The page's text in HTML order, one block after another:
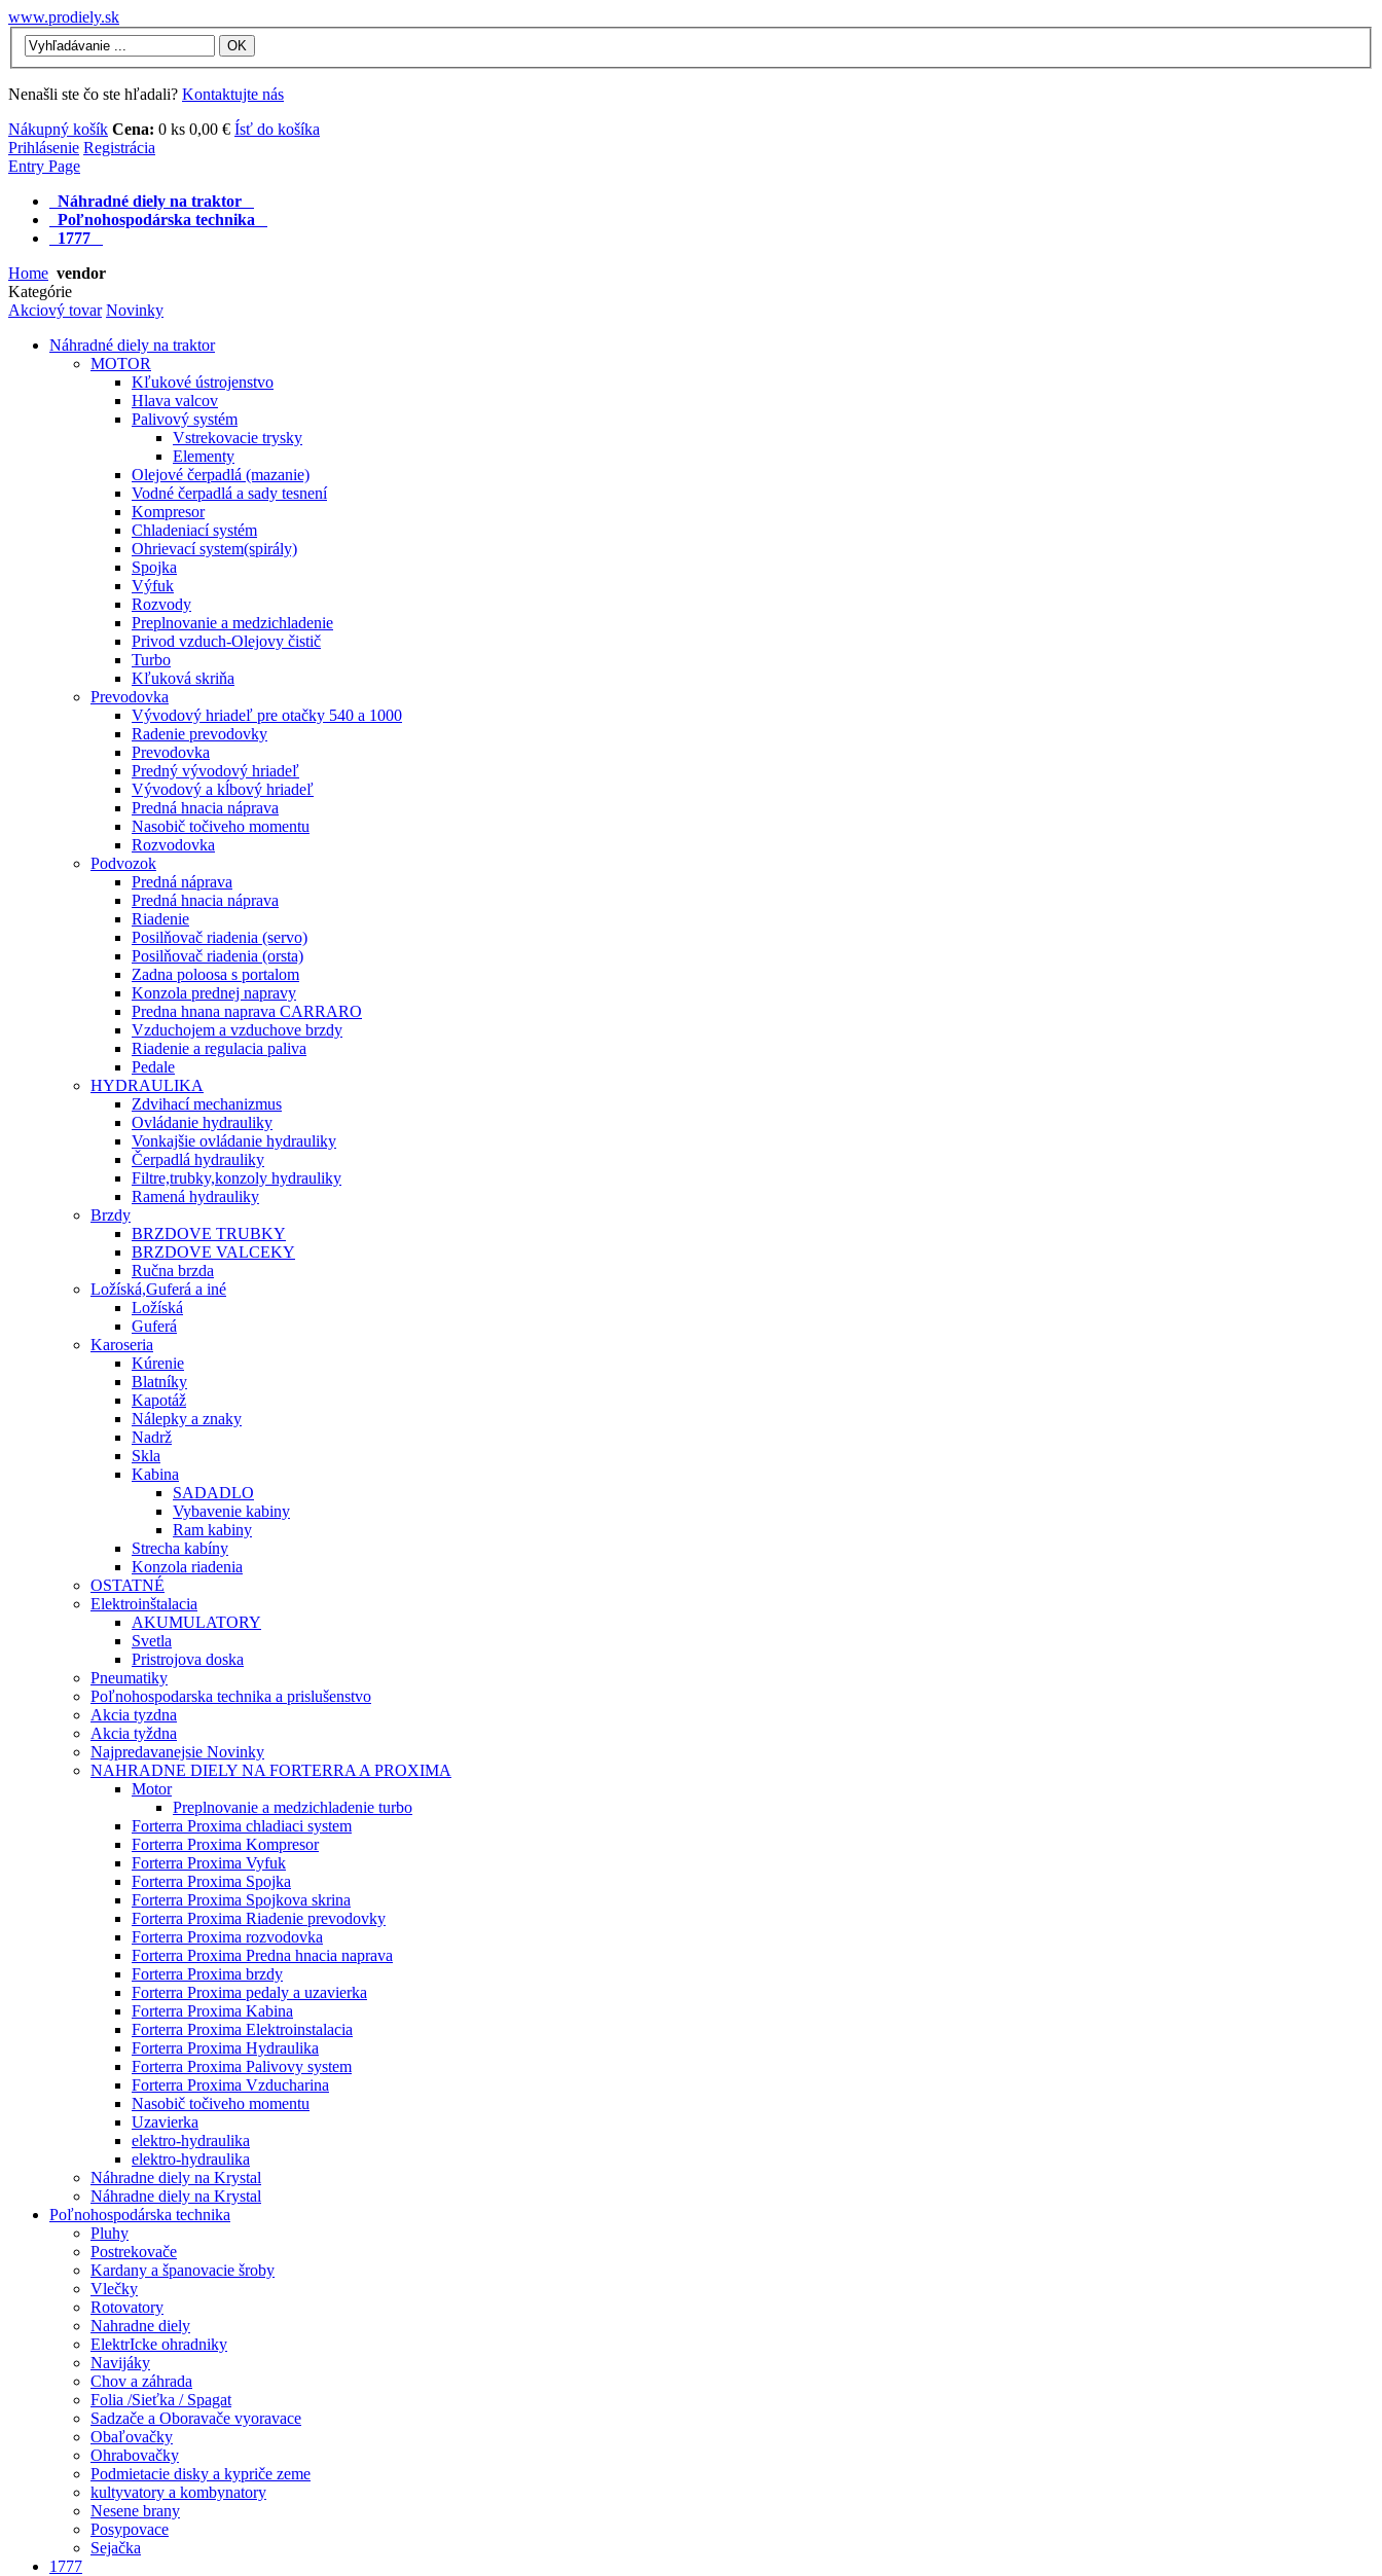
www.prodiely.sk
OK
Nenašli ste čo ste hľadali? Kontaktujte nás
Nákupný košík Cena: 0 ks 0,00 € Ísť do košíka
Prihlásenie Registrácia
Entry Page
Náhradné diely na traktor
Poľnohospodárska technika
1777
Home vendor
Kategórie
Akciový tovar Novinky
Náhradné diely na traktor
MOTOR
Kľukové ústrojenstvo
Hlava valcov
Palivový systém
Vstrekovacie trysky
Elementy
Olejové čerpadlá (mazanie)
Vodné čerpadlá a sady tesnení
Kompresor
Chladeniací systém
Ohrievací system(spirály)
Spojka
Výfuk
Rozvody
Preplnovanie a medzichladenie
Privod vzduch-Olejovy čistič
Turbo
Kľuková skriňa
Prevodovka
Vývodový hriadeľ pre otačky 540 a 1000
Radenie prevodovky
Prevodovka
Predný vývodový hriadeľ
Vývodový a kĺbový hriadeľ
Predná hnacia náprava
Nasobič točiveho momentu
Rozvodovka
Podvozok
Predná náprava
Predná hnacia náprava
Riadenie
Posilňovač riadenia (servo)
Posilňovač riadenia (orsta)
Zadna poloosa s portalom
Konzola prednej napravy
Predna hnana naprava CARRARO
Vzduchojem a vzduchove brzdy
Riadenie a regulacia paliva
Pedale
HYDRAULIKA
Zdvihací mechanizmus
Ovládanie hydrauliky
Vonkajšie ovládanie hydrauliky
Čerpadlá hydrauliky
Filtre,trubky,konzoly hydrauliky
Ramená hydrauliky
Brzdy
BRZDOVE TRUBKY
BRZDOVE VALCEKY
Ručna brzda
Ložíská,Guferá a iné
Ložíská
Guferá
Karoseria
Kúrenie
Blatníky
Kapotáž
Nálepky a znaky
Nadrž
Skla
Kabina
SADADLO
Vybavenie kabiny
Ram kabiny
Strecha kabíny
Konzola riadenia
OSTATNÉ
Elektroinštalacia
AKUMULATORY
Svetla
Pristrojova doska
Pneumatiky
Poľnohospodarska technika a prislušenstvo
Akcia tyzdna
Akcia tyždna
Najpredavanejsie Novinky
NAHRADNE DIELY NA FORTERRA A PROXIMA
Motor
Preplnovanie a medzichladenie turbo
Forterra Proxima chladiaci system
Forterra Proxima Kompresor
Forterra Proxima Vyfuk
Forterra Proxima Spojka
Forterra Proxima Spojkova skrina
Forterra Proxima Riadenie prevodovky
Forterra Proxima rozvodovka
Forterra Proxima Predna hnacia naprava
Forterra Proxima brzdy
Forterra Proxima pedaly a uzavierka
Forterra Proxima Kabina
Forterra Proxima Elektroinstalacia
Forterra Proxima Hydraulika
Forterra Proxima Palivovy system
Forterra Proxima Vzducharina
Nasobič točiveho momentu
Uzavierka
elektro-hydraulika
elektro-hydraulika
Náhradne diely na Krystal
Náhradne diely na Krystal
Poľnohospodárska technika
Pluhy
Postrekovače
Kardany a španovacie šroby
Vlečky
Rotovatory
Nahradne diely
ElektrIcke ohradniky
Navijáky
Chov a záhrada
Folia /Sieťka / Spagat
Sadzače a Oboravače vyoravace
Obaľovačky
Ohrabovačky
Podmietacie disky a kypriče zeme
kultyvatory a kombynatory
Nesene brany
Posypovace
Sejačka
1777